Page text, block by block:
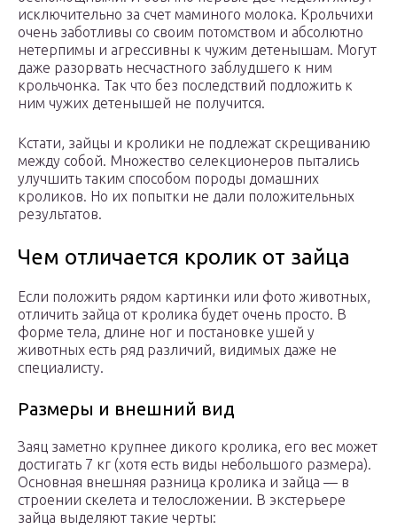
исключительно за счет маминого молока. Крольчихи
очень заботливы со своим потомством и абсолютно
нетерпимы и агрессивны к чужим детенышам. Могут
даже разорвать несчастного заблудшего к ним
крольчонка. Так что без последствий подложить к
ним чужих детенышей не получится.
Кстати, зайцы и кролики не подлежат скрещиванию
между собой. Множество селекционеров пытались
улучшить таким способом породы домашних
кроликов. Но их попытки не дали положительных
результатов.
Чем отличается кролик от зайца
Если положить рядом картинки или фото животных,
отличить зайца от кролика будет очень просто. В
форме тела, длине ног и постановке ушей у
животных есть ряд различий, видимых даже не
специалисту.
Размеры и внешний вид
Заяц заметно крупнее дикого кролика, его вес может
достигать 7 кг (хотя есть виды небольшого размера).
Основная внешняя разница кролика и зайца — в
строении скелета и телосложении. В экстерьере
зайца выделяют такие черты: